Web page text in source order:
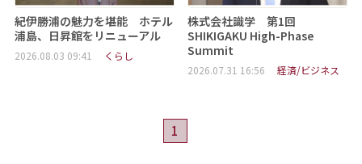
紀伊勝浦の魅力を堪能 ホテル
浦島、日昇館をリニューアル
2026.08.03 09:41 くらし
株式会社識学 第1回
SHIKIGAKU High-Phase
Summit
2026.07.31 16:56 経済/ビジネス
1